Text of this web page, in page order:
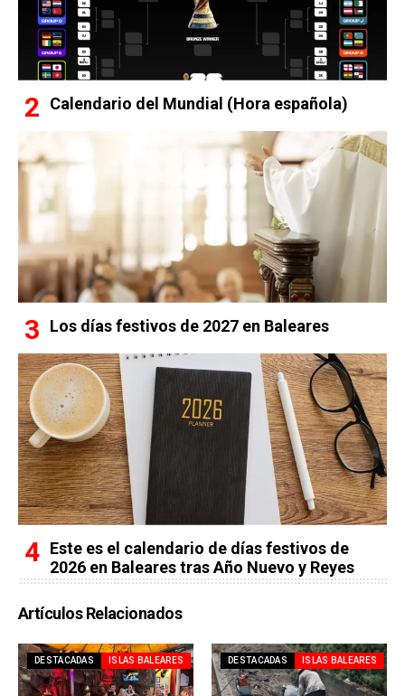
Calendario del Mundial (Hora española)
Los días festivos de 2027 en Baleares
Este es el calendario de días festivos de
2026 en Baleares tras Año Nuevo y Reyes
Artículos Relacionados
DESTACADAS ISLAS BALEARES DESTACADAS ISLAS BALEARES